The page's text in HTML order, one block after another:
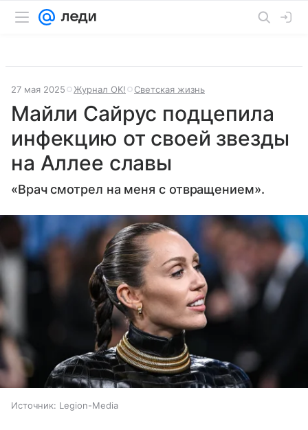
27 мая 2025 Журнал OK! Светская жизнь
Майли Сайрус подцепила
инфекцию от своей звезды
на Аллее славы
«Врач смотрел на меня с отвращением».
Источник: Legion-Media